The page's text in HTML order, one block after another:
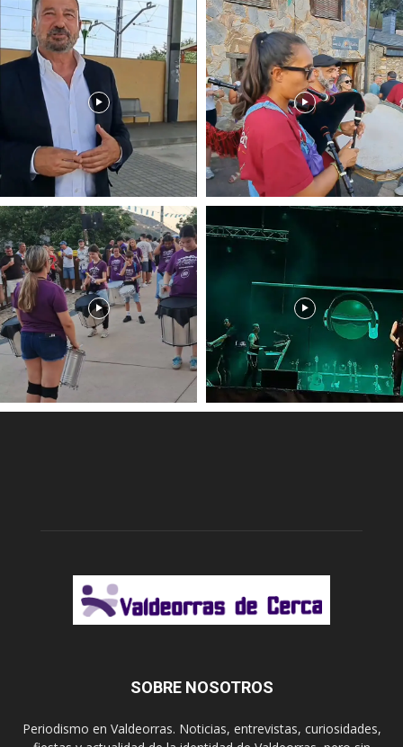
SOBRE NOSOTROS
Periodismo en Valdeorras. Noticias, entrevistas, curiosidades,